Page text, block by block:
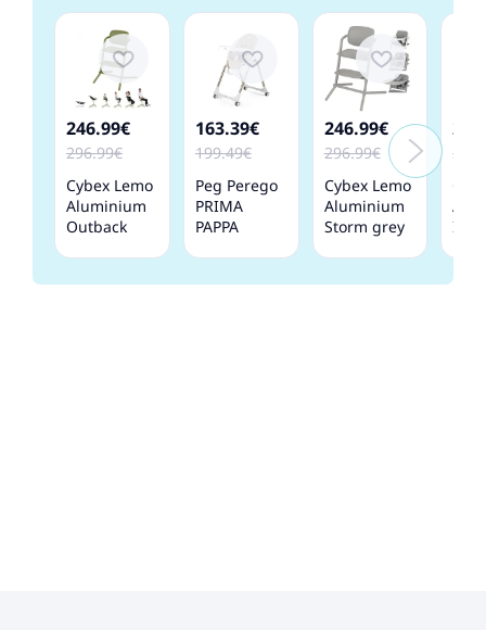
246.99€
296.99€
Cybex Lemo
Aluminium
Outback
для
163.39€
199.49€
Peg Perego
PRIMA
PAPPA
Стульчик
246.99€
296.99€
Cybex Lemo
Aluminium
Storm grey
кормления